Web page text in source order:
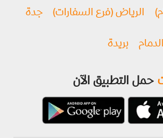
الرياض (فرع السفارات) جدة
الدمام بريدة
حمل التطبيق الآن